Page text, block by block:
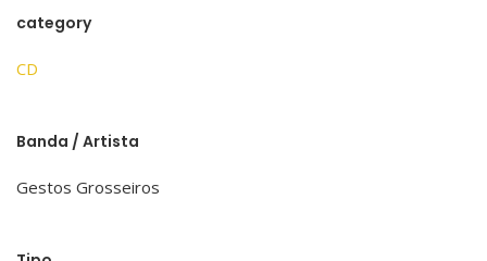
category
CD
Banda / Artista
Gestos Grosseiros